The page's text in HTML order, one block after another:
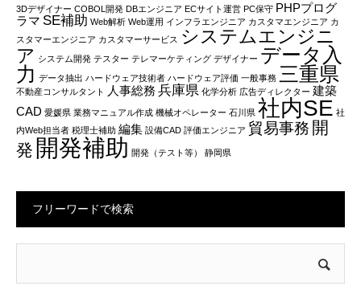
3Dデザイナー COBOL開発 DBエンジニア ECサイト運営 PC保守 PHPプログ
ラマ SE補助 Web解析 Web運用 インフラエンジニア カスタマエンジニア カ
スタマーエンジニア カスタマーサービス システムエンジニ
ア システム開発 テスター テレマーケティング デザイナー データ入
力 データ抽出 ハードウェア技術者 ハードウェア評価 一般事務 三重県
不動産コンサルタント 人事総務 兵庫県 化学分析 広告ディレクター 建築
CAD 愛媛県 業務マニュアル作成 機械オペレーター 石川県 社内SE 社
内Web担当者 税理士補助 編集 設備CAD 評価エンジニア 貿易事務 開
発 開発補助 開発（テスト等） 静岡県
フリーワードで検索